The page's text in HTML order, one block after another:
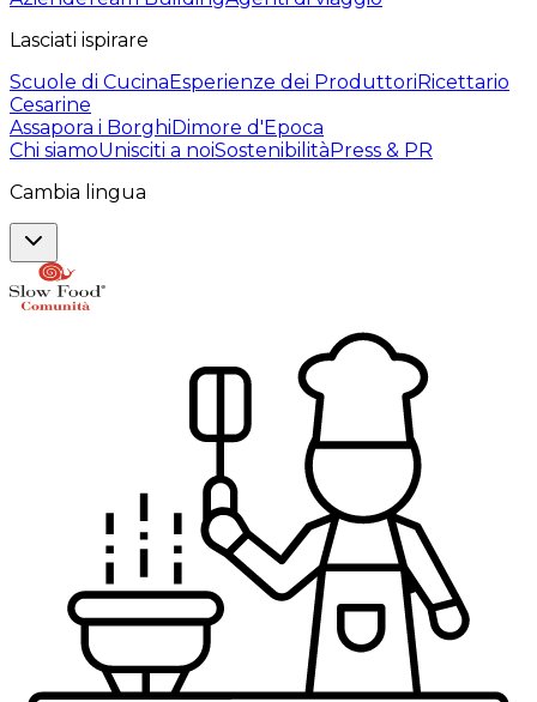
Lasciati ispirare
Scuole di CucinaEsperienze dei ProduttoriRicettario
Cesarine
Assapora i BorghiDimore d'Epoca
Chi siamoUnisciti a noiSostenibilitàPress & PR
Cambia lingua